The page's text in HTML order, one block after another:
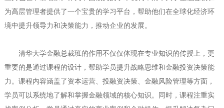
为高层管理者提供了一个宝贵的学习平台，帮助他们在全球化经济环
境中提升领导力和决策能力，推动企业的发展。
清华大学金融总裁班的作用不仅仅体现在专业知识的传授上，更
重要的是通过课程的设计，帮助学员提升战略思维和金融投资决策能
力。课程内容涵盖了资本运营、投融资决策、金融风险管理等方面，
学员可以系统地了解和掌握金融领域的核心知识。同时，课程注重实